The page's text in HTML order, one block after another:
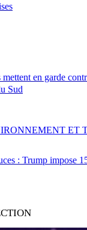
en garde
Sud
: Trump impose
ET